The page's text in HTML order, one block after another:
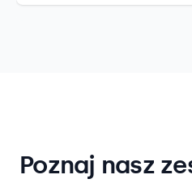
Poznaj nasz